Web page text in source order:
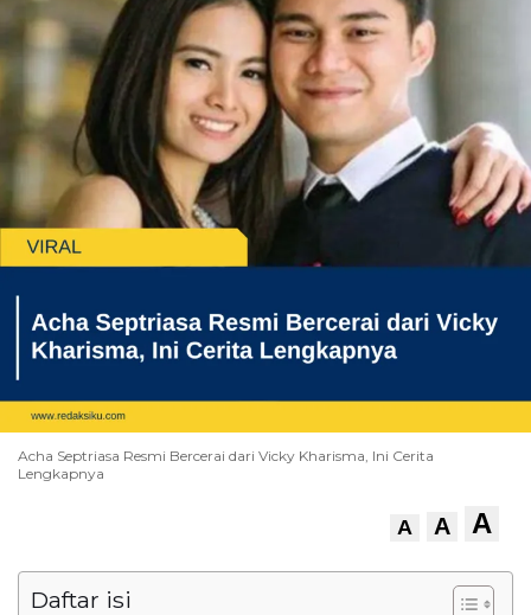
Acha Septriasa Resmi Bercerai dari Vicky Kharisma, Ini Cerita
Lengkapnya
A A A
Daftar isi